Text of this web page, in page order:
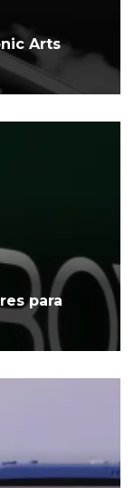
Arts
para